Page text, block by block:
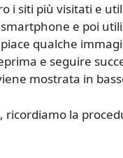
i siti più visitati e
e poi
qualche
e seguire
mostrata in
ricordiamo la